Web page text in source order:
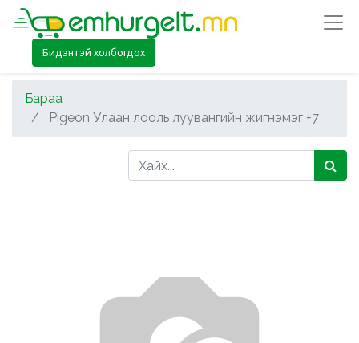
Бидэнтэй холбогдох
Бараа
Pigeon Улаан лооль луувангийн жигнэмэг +7